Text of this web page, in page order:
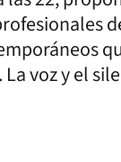
voz y el